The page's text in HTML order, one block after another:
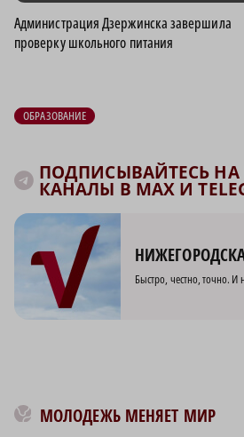
Администрация Дзержинска завершила
проверку школьного питания
ОБРАЗОВАНИЕ
ПОДПИСЫВАЙТЕСЬ
КАНАЛЫ В MAX И
Быстро, честно, точно. И
МОЛОДЕЖЬ МЕНЯЕТ МИР